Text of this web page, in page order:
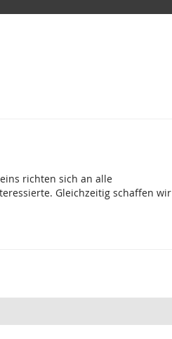
richten sich an alle
Gleichzeitig schaffen wir